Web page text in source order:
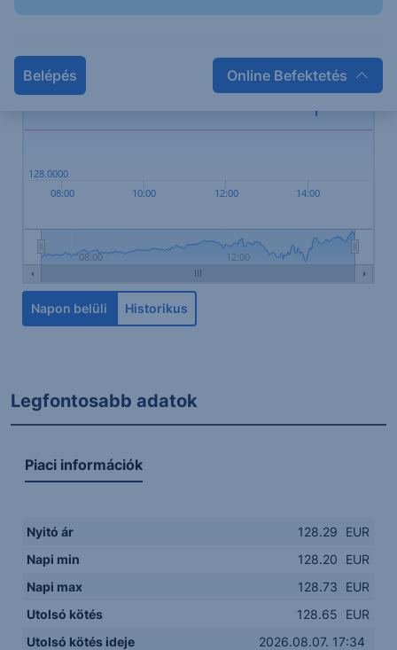
Belépés Online Befektetés
08:00 10:00 12:00 14:00
08:00 12:00
128.0000
Napon belüli Historikus
Legfontosabb adatok
Piaci információk
Nyitó ár 128.29
EUR
Napi min
128.20
EUR
Napi max
128.73
EUR
Utolsó kötés
128.65
EUR
Utolsó kötés ideje
2026.08.07. 17:34